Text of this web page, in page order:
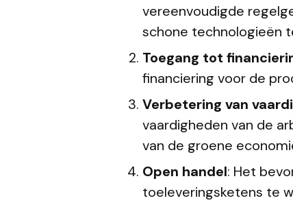
vereenvoudigde
schone technologieën
Toegang tot
financiering voor de
Verbetering van
vaardigheden van de
van de groene
Open handel: Het
toeleveringsketens te